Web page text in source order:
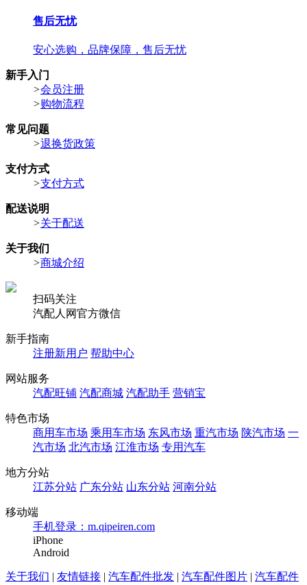
售后无忧
安心选购，品牌保障，售后无忧
新手入门
>会员注册
>购物流程
常见问题
>退换货政策
支付方式
>支付方式
配送说明
>关于配送
关于我们
>商城介绍
扫码关注
汽配人网官方微信
新手指南
注册新用户 帮助中心
网站服务
汽配旺铺 汽配商城 汽配助手 营销宝
特色市场
商用车市场 乘用车市场 东风市场 重汽市场 陕汽市场 一
汽市场 北汽市场 江淮市场 专用汽车
地方分站
江苏分站 广东分站 山东分站 河南分站
移动端
手机登录：m.qipeiren.com
iPhone
Android
关于我们 | 友情链接 | 汽车配件批发 | 汽车配件图片 | 汽车配件